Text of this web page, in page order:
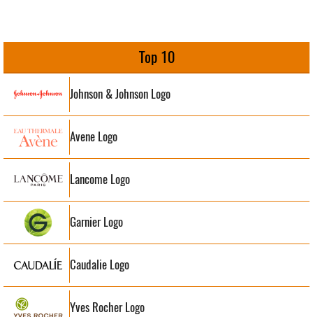
Top 10
Johnson & Johnson Logo
Avene Logo
Lancome Logo
Garnier Logo
Caudalie Logo
Yves Rocher Logo